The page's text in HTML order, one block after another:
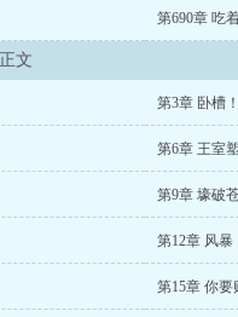
第690章 吃
文
第3章 卧槽
第6章 王室
第9章 壕破
第12章 风
第15章 你